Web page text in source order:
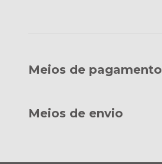
Meios de pagamento
Meios de envio